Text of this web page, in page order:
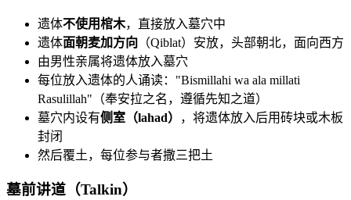
遗体不使用棺木，直接放入墓穴中
遗体面朝麦加方向 （Qiblat）安放，头部朝北，面向西方
由男性亲属将遗体放入墓穴
每位放入遗体的人诵读："Bismillahi wa ala millati
Rasulillah"（奉安拉之名，遵循先知之道）
墓穴内设有侧室（lahad）
，将遗体放入后用砖块或木板
封闭
然后覆土，每位参与者撒三把土
墓前讲道（Talkin）